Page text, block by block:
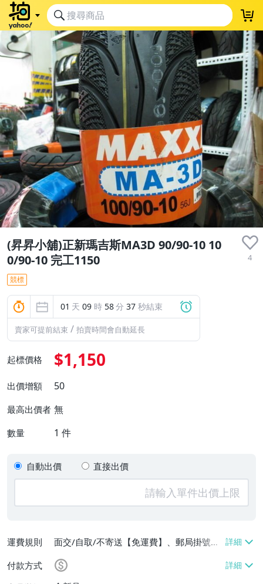
(昇昇小舖)正新瑪吉斯MA3D 90/90-10 10
0/90-10 完工1150
4
競標
01 天 09 時 58分 37 秒結束
賣家可提前結束 / 拍賣時間會自動延長
起標價格 $1,150
出價增額 50
最高出價者 無
數量 1 件
自動出價 直接出價
運費規則
面交/自取/不寄送【免運費】、郵局掛號
【單件運費$100】
付款方式